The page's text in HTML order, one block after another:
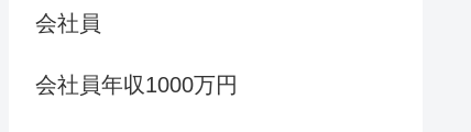
会社員
会社員年収1000万円